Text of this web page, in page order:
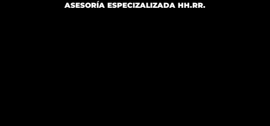
ASESORÍA ESPECIZALIZADA HH.RR.